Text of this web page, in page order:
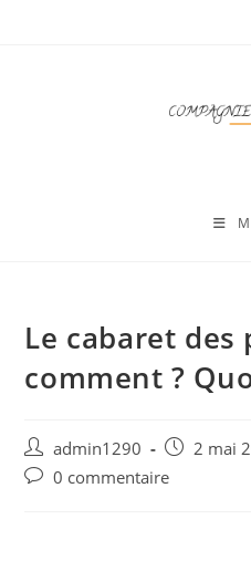
Le cabaret des
comment ?
admin1290 2 mai
0 commentaire